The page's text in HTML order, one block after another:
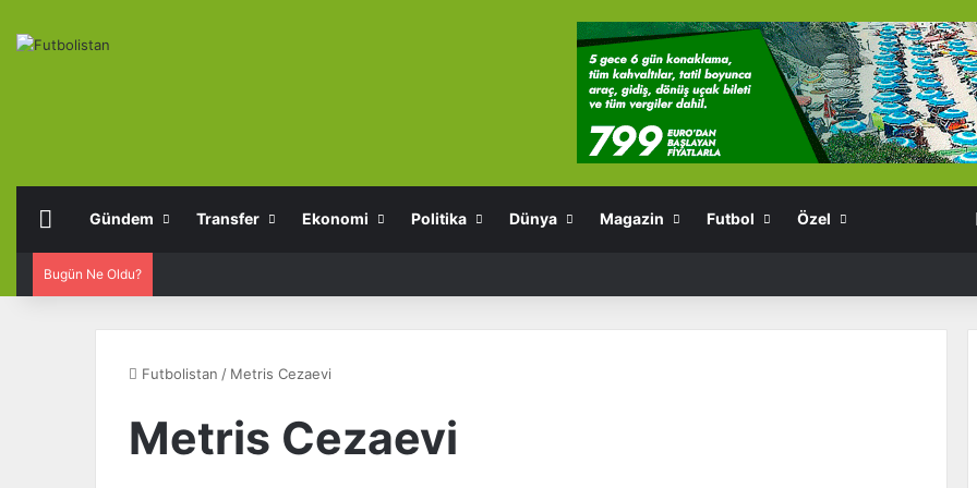
Anasayfa
Gündem Transfer Ekonomi Politika Dünya Magazin Futbol Özel
Bugün Ne Oldu?
Futbolistan / Metris Cezaevi
Metris Cezaevi